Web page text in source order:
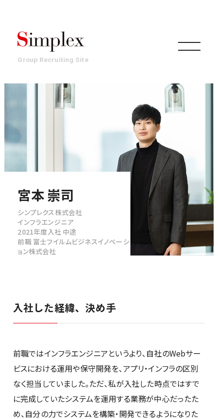
事業
環境・制度
社員紹介
新卒採用 キャリア採用
28卒
Group Recruiting Site
宮本 崇司
シンプレクス株式会社
インフラエンジニア
2021年度入社 中途
前職 富士フイルムビジネスイノベーシ
ョン株式会社
入社した経緯、決め手
前職ではインフラエンジニアというより、自社のWebサー
ビスにおける運用や保守開発を、アプリ・インフラの区別
なく担当していました。ただ、私が入社した時点ではすで
に完成していたシステムを運用する業務が中心だったた
め、自分の力でシステムを構築・開発できるようになりた